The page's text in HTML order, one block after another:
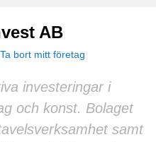
AB
Ta bort mitt företag
investeringar i
och konst. Bolaget
samt